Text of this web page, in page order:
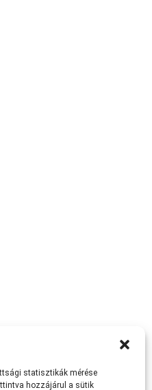
statisztikák mérése
hozzájárul a sütik